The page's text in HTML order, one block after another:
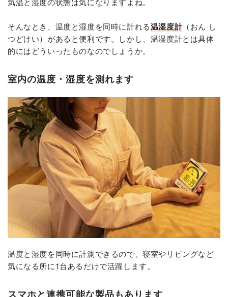
そんなとき、温度と湿度を同時に計れる温湿度計（おん し
つどけい）があると便利です。しかし、温湿度計とは具体
的にはどういったものなのでしょうか。
室内の温度・湿度を測れます
温度と湿度を同時に計測できるので、寝室やリビングなど
気になる所に1台あるだけで活躍します。
スマホと連携可能な製品もあります